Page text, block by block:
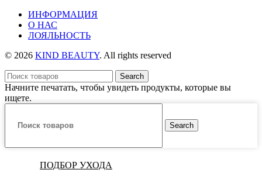
ИНФОРМАЦИЯ
О НАС
ЛОЯЛЬНОСТЬ
© 2026 KIND BEAUTY. All rights reserved
Search
Начните печатать, чтобы увидеть продукты, которые вы
ищете.
Search
ПОДБОР УХОДА